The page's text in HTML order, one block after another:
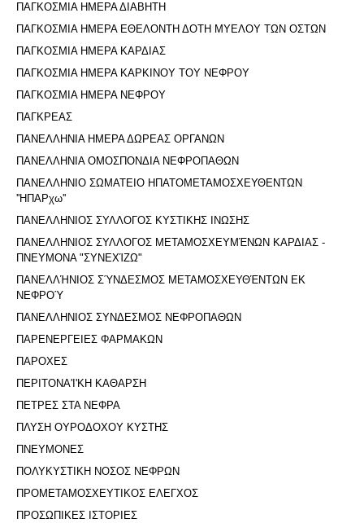
ΠΑΓΚΟΣΜΙΑ ΗΜΕΡΑ ΔΙΑΒΗΤΗ
ΠΑΓΚΟΣΜΙΑ ΗΜΕΡΑ ΕΘΕΛΟΝΤΗ ΔΟΤΗ ΜΥΕΛΟΥ ΤΩΝ ΟΣΤΩΝ
ΠΑΓΚΟΣΜΙΑ ΗΜΕΡΑ ΚΑΡΔΙΑΣ
ΠΑΓΚΟΣΜΙΑ ΗΜΕΡΑ ΚΑΡΚΙΝΟΥ ΤΟΥ ΝΕΦΡΟΥ
ΠΑΓΚΟΣΜΙΑ ΗΜΕΡΑ ΝΕΦΡΟΥ
ΠΑΓΚΡΕΑΣ
ΠΑΝΕΛΛΗΝΙΑ ΗΜΕΡΑ ΔΩΡΕΑΣ ΟΡΓΑΝΩΝ
ΠΑΝΕΛΛΗΝΙΑ ΟΜΟΣΠΟΝΔΙΑ ΝΕΦΡΟΠΑΘΩΝ
ΠΑΝΕΛΛΗΝΙΟ ΣΩΜΑΤΕΙΟ ΗΠΑΤΟΜΕΤΑΜΟΣΧΕΥΘΕΝΤΩΝ
''ΗΠΑΡχω''
ΠΑΝΕΛΛΗΝΙΟΣ ΣΥΛΛΟΓΟΣ ΚΥΣΤΙΚΗΣ ΙΝΩΣΗΣ
ΠΑΝΕΛΛΗΝΙΟΣ ΣΥΛΛΟΓΟΣ ΜΕΤΑΜΟΣΧΕΥΜΈΝΩΝ ΚΑΡΔΙΑΣ -
ΠΝΕΥΜΟΝΑ "ΣΥΝΕΧΊΖΩ"
ΠΑΝΕΛΛΉΝΙΟΣ ΣΎΝΔΕΣΜΟΣ ΜΕΤΑΜΟΣΧΕΥΘΈΝΤΩΝ ΕΚ
ΝΕΦΡΟΎ
ΠΑΝΕΛΛΗΝΙΟΣ ΣΥΝΔΕΣΜΟΣ ΝΕΦΡΟΠΑΘΩΝ
ΠΑΡΕΝΕΡΓΕΙΕΣ ΦΑΡΜΑΚΩΝ
ΠΑΡΟΧΕΣ
ΠΕΡΙΤΟΝΑ'I'ΚΗ ΚΑΘΑΡΣΗ
ΠΕΤΡΕΣ ΣΤΑ ΝΕΦΡΑ
ΠΛΥΣΗ ΟΥΡΟΔΟΧΟΥ ΚΥΣΤΗΣ
ΠΝΕΥΜΟΝΕΣ
ΠΟΛΥΚΥΣΤΙΚΗ ΝΟΣΟΣ ΝΕΦΡΩΝ
ΠΡΟΜΕΤΑΜΟΣΧΕΥΤΙΚΟΣ ΕΛΕΓΧΟΣ
ΠΡΟΣΩΠΙΚΕΣ ΙΣΤΟΡΙΕΣ